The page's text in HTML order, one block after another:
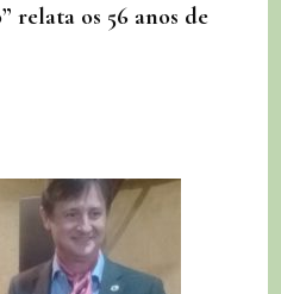
relata os 56 anos de